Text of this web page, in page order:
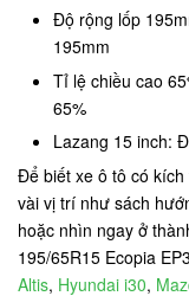
Độ rộng lốp
195mm
Tỉ lệ chiều cao
65%
Lazang 15 inch:
Để biết xe ô tô có
vài vị trí như sách
hoặc nhìn ngay ở
195/65R15 Ecopia
Altis, Hyundai i30,